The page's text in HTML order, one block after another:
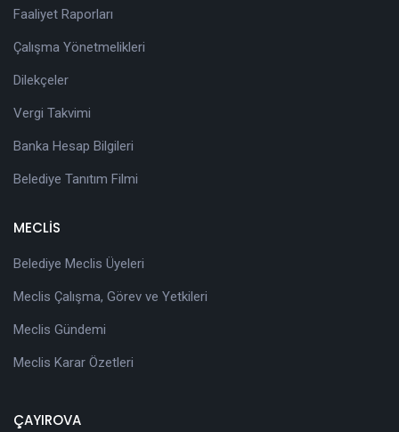
Faaliyet Raporları
Çalışma Yönetmelikleri
Dilekçeler
Vergi Takvimi
Banka Hesap Bilgileri
Belediye Tanıtım Filmi
MECLİS
Belediye Meclis Üyeleri
Meclis Çalışma, Görev ve Yetkileri
Meclis Gündemi
Meclis Karar Özetleri
ÇAYIROVA